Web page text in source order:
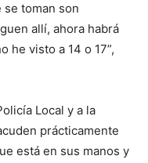
se toman son
allí, ahora habrá
he visto a 14 o 17”,
Local y a la
prácticamente
está en sus manos y